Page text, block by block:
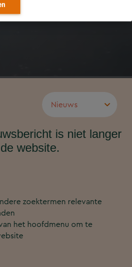
is niet langer
website.
zoektermen relevante
het hoofdmenu om te